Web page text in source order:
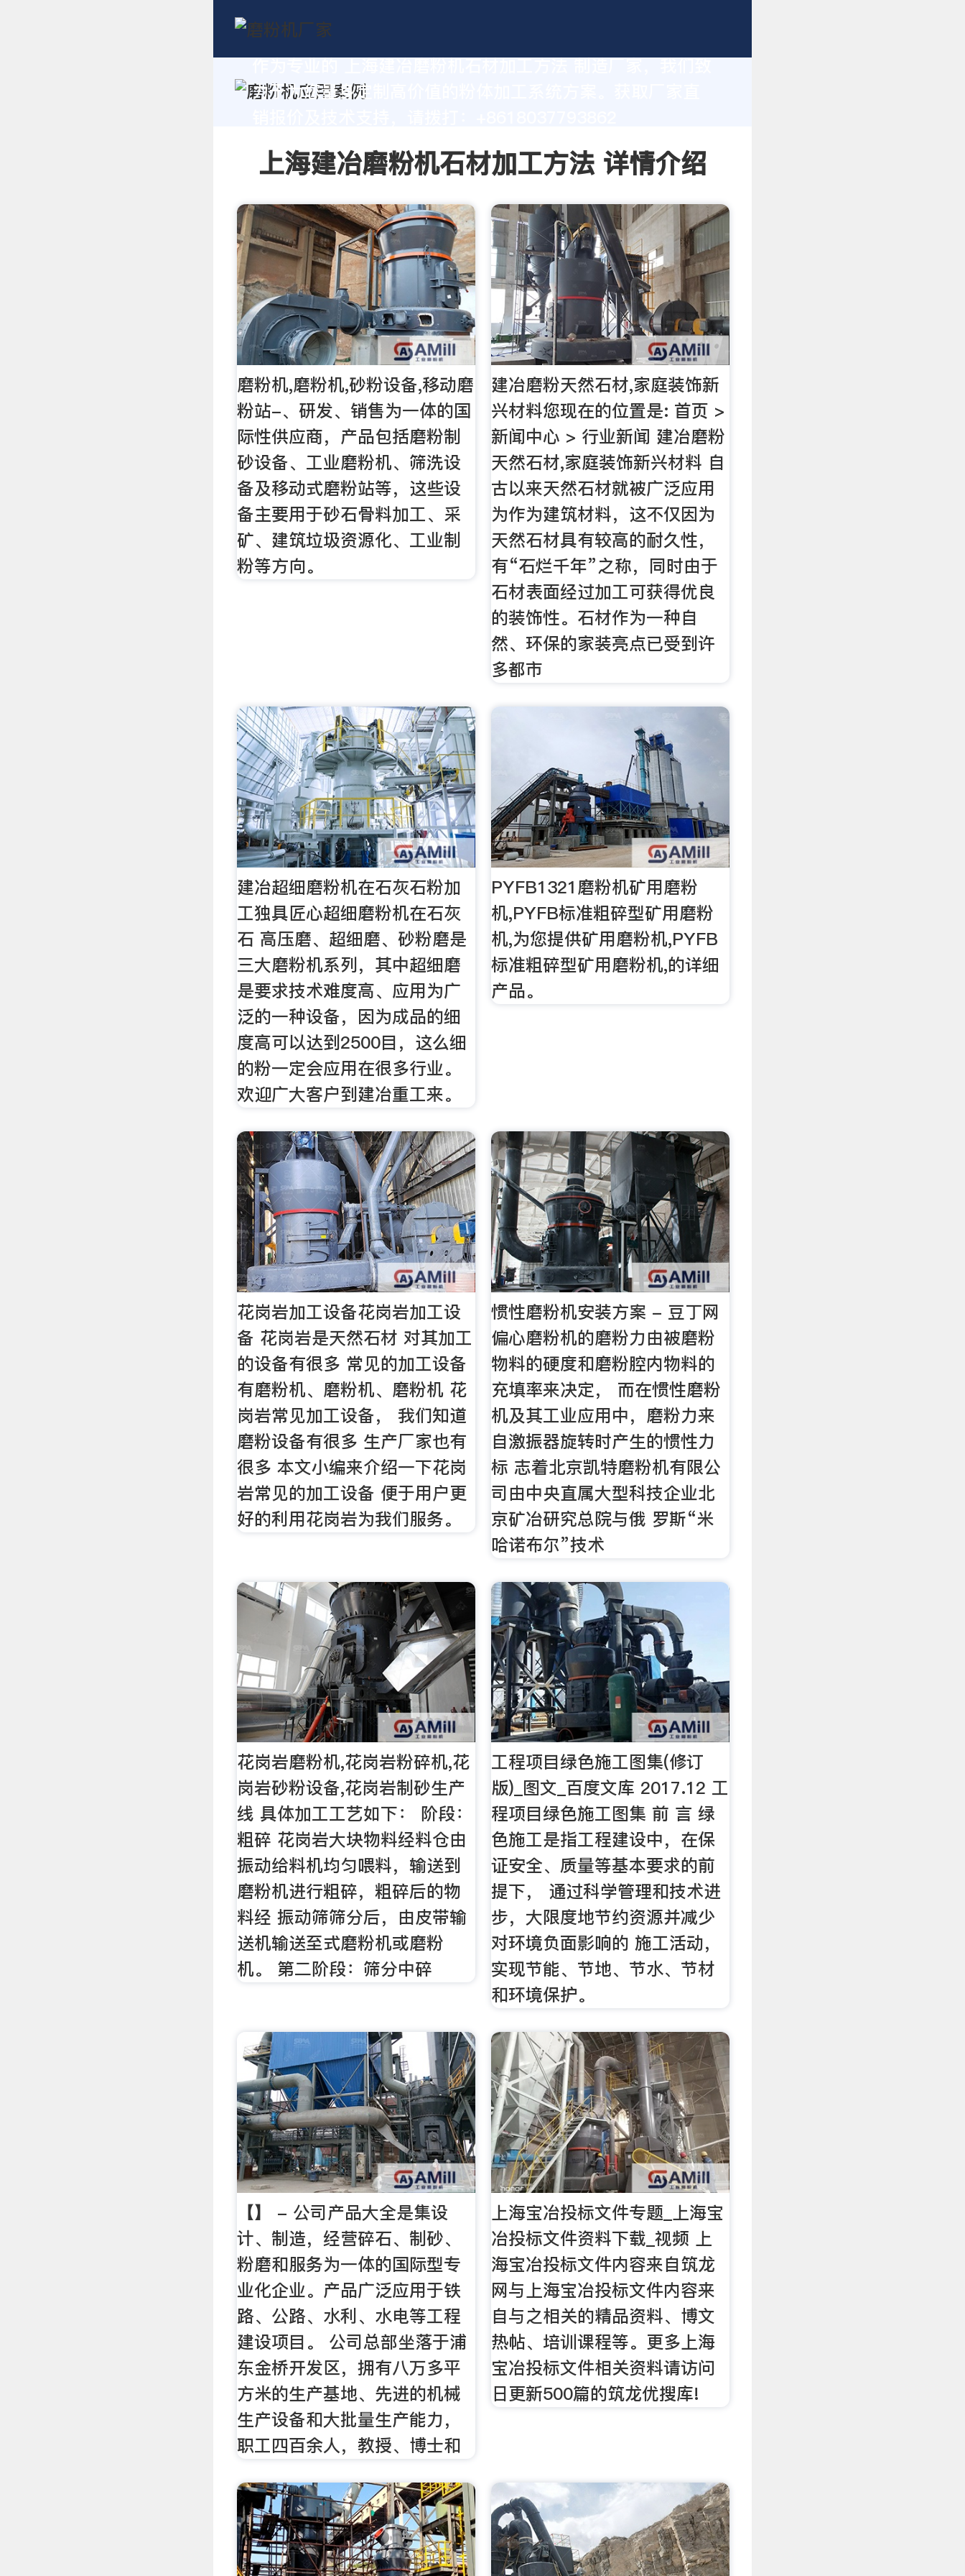
力于为您量身定制高价值的粉体加工系统方案。获取厂家直
上海建冶磨粉机石材加工方法 详情介绍
磨粉机,磨粉机,砂粉设备,移动磨
粉站-、研发、销售为一体的国
际性供应商，产品包括磨粉制
砂设备、工业磨粉机、筛洗设
备及移动式磨粉站等，这些设
备主要用于砂石骨料加工、采
矿、建筑垃圾资源化、工业制
粉等方向。
建冶磨粉天然石材,家庭装饰新
兴材料您现在的位置是: 首页 >
新闻中心 > 行业新闻 建冶磨粉
天然石材,家庭装饰新兴材料 自
古以来天然石材就被广泛应用
为作为建筑材料，这不仅因为
天然石材具有较高的耐久性，
有“石烂千年”之称，同时由于
石材表面经过加工可获得优良
的装饰性。石材作为一种自
然、环保的家装亮点已受到许
多都市
建冶超细磨粉机在石灰石粉加
工独具匠心超细磨粉机在石灰
石 高压磨、超细磨、砂粉磨是
三大磨粉机系列，其中超细磨
是要求技术难度高、应用为广
泛的一种设备，因为成品的细
度高可以达到2500目，这么细
的粉一定会应用在很多行业。
欢迎广大客户到建冶重工来。
PYFB1321磨粉机矿用磨粉
机,PYFB标准粗碎型矿用磨粉
机,为您提供矿用磨粉机,PYFB
标准粗碎型矿用磨粉机,的详细
产品。
花岗岩加工设备花岗岩加工设
备 花岗岩是天然石材 对其加工
的设备有很多 常见的加工设备
有磨粉机、磨粉机、磨粉机 花
岗岩常见加工设备， 我们知道
磨粉设备有很多 生产厂家也有
很多 本文小编来介绍一下花岗
岩常见的加工设备 便于用户更
好的利用花岗岩为我们服务。
惯性磨粉机安装方案 - 豆丁网
偏心磨粉机的磨粉力由被磨粉
物料的硬度和磨粉腔内物料的
充填率来决定， 而在惯性磨粉
机及其工业应用中，磨粉力来
自激振器旋转时产生的惯性力
标 志着北京凯特磨粉机有限公
司由中央直属大型科技企业北
京矿冶研究总院与俄 罗斯“米
哈诺布尔”技术
花岗岩磨粉机,花岗岩粉碎机,花
岗岩砂粉设备,花岗岩制砂生产
线 具体加工工艺如下： 阶段：
粗碎 花岗岩大块物料经料仓由
振动给料机均匀喂料，输送到
磨粉机进行粗碎，粗碎后的物
料经 振动筛筛分后，由皮带输
送机输送至式磨粉机或磨粉
机。 第二阶段：筛分中碎
工程项目绿色施工图集(修订
版)_图文_百度文库 2017.12 工
程项目绿色施工图集 前 言 绿
色施工是指工程建设中，在保
证安全、质量等基本要求的前
提下， 通过科学管理和技术进
步，大限度地节约资源并减少
对环境负面影响的 施工活动，
实现节能、节地、节水、节材
和环境保护。
【】 - 公司产品大全是集设
计、制造，经营碎石、制砂、
粉磨和服务为一体的国际型专
业化企业。产品广泛应用于铁
路、公路、水利、水电等工程
建设项目。 公司总部坐落于浦
东金桥开发区，拥有八万多平
方米的生产基地、先进的机械
生产设备和大批量生产能力，
职工四百余人，教授、博士和
上海宝冶投标文件专题_上海宝
冶投标文件资料下载_视频 上
海宝冶投标文件内容来自筑龙
网与上海宝冶投标文件内容来
自与之相关的精品资料、博文
热帖、培训课程等。更多上海
宝冶投标文件相关资料请访问
日更新500篇的筑龙优搜库!